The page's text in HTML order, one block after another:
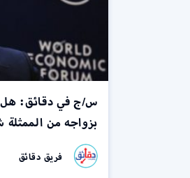
س/ج في دقائق:
بزواجه من
فريق دقائق